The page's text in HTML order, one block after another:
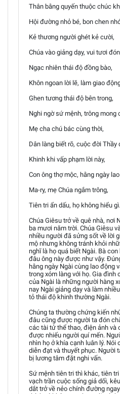
Thân bằng quyến thuộc chúc
Hội đường nhỏ bé, bon chen
Kẻ thương người ghét kẻ cười,
Chúa vào giảng dạy, vui tươi
Ngạc nhiên thái độ đồng bào,
Khôn ngoan lời lẽ, làm giao
Ghen tương thái độ bên trong,
Nghi ngờ sứ mệnh, trông mong
Mẹ cha chú bác cùng thời,
Dân làng biết rõ, cuộc đời Thầy
Khinh khi vấp phạm lời này,
Con ông thợ mộc, hằng ngày
Ma-ry, mẹ Chúa ngắm trông,
Tiên tri ẩn dấu, họ không hiểu gì.
Chúa Giêsu trở về quê nhà, nơi
ba mươi năm trời. Chúa Giêsu
nhiều người đã sửng sốt về lời
mộ nhưng không tránh khỏi
nghĩ là họ quá biết Ngài. Bà
đâu ông này được như vậy.
hằng ngày Ngài cùng lao động
trong xóm làng với họ. Gia đình
của Ngài là những người hàng
nay Ngài giảng dạy và làm
tỏ thái độ khinh thường Ngài.
Chúng ta thường chứng kiến
đâu cũng được người ta đón
các tài tử thể thao, điện ảnh và
được nhiếu người quí mến.
nhìn họ ở khía cạnh luân lý. Nói
diễn đạt và thuyết phục. Người
bị lương tâm đặt nghi vấn.
Sứ mệnh tiên tri thì khác, tiên
vạch trần cuộc sống giả dối,
dắt trở về nẻo chính đường